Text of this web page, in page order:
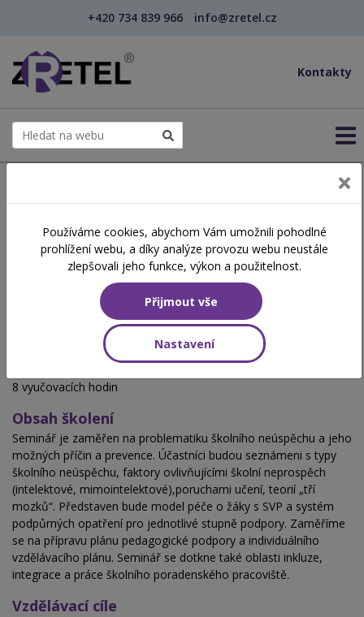
+420 734 839 966 info@zretel.cz
Kontakty
šablony
Školní neprospěch a
poruchy učení – prevence,
příčiny a náprava
Hodinová dotace
8 vyučovacích hodin
Obsah školení
Seminář je zaměřen na problematiku školního neúspěchu a jeho
možných příčin a prevence. Účastníci budou seznámeni s typy
školního neúspěchu, faktory ovlivňujícími školní neprospěch
(intelektové, mimointelektové),poruchami učení, teorií „tří
mozků“. Představen bude model péče o žáky s SVP a systém
podpůrných opatření pro jednotlivé stupně podpory. Zaměříme
se na přípravu plánu pedagogické podpory a individuálního
vzdělávacího plánu. Seminář se dotkne také oblasti inkluze,
integrace a práce školního poradenského pracoviště.
Vzdělávací cíle
Používáme cookies, abychom Vám umožnili pohodlné
prohlížení webu, a díky analýze provozu webu neustále
zlepšovali jeho funkce, výkon a použitelnost.
Přijmout vše
Nastavení